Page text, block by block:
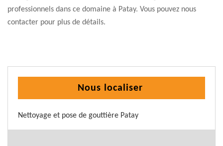
professionnels dans ce domaine à Patay. Vous pouvez nous
contacter pour plus de détails.
Nous localiser
Nettoyage et pose de gouttière Patay